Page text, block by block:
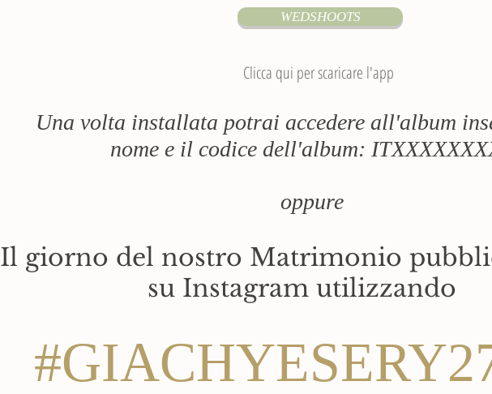
WEDSHOOTS
Clicca qui per scaricare l'app
Una volta installata potrai accedere all'album
nome e il codice dell'album:
oppure
Il giorno del nostro Matrimonio
su Instagram utilizzando